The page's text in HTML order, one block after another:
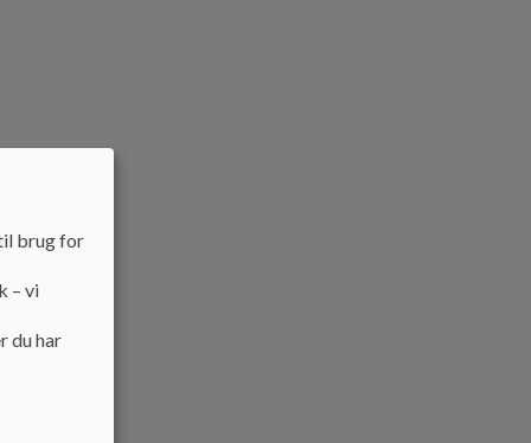
brug for
– vi
du har